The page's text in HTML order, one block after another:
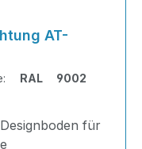
AT-
RAL 9002
für